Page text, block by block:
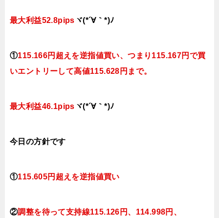
最大利益52.8pips ヾ(*´∀｀*)ﾉ
①115.166円超えを逆指値買い、つまり115.167円 で買
いエントリーして高値115.628円まで。
最大利益46.1pips ヾ(*´∀｀*)ﾉ
今日 の方針です
①115.605円超えを逆指値買い
②調整を待って支持線115.126円、114.998円、